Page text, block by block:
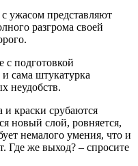
ужасом представляют
разгрома своей
подготовкой
сама штукатурка
неудобств.
и краски срубаются
новый слой, ровняется,
немалого умения, что и
Где же выход? – спросите